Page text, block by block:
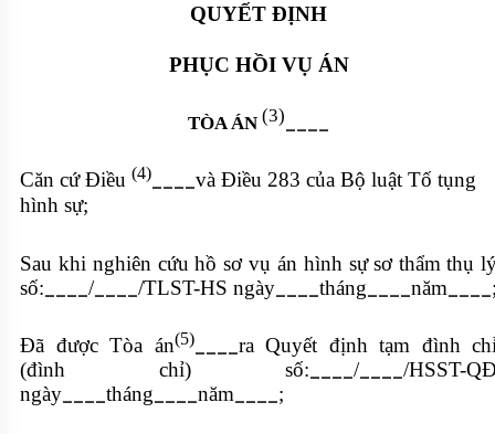
QUYẾT ĐỊNH
PHỤC HỒI VỤ ÁN
TÒA ÁN (3)
Căn cứ Điều (4)
và Điều 283 của Bộ luật Tố tụng
hình sự;
Sau khi nghiên cứu hồ sơ vụ án hình sự sơ thẩm thụ
số:
/____ /TLST-HS ngày tháng năm
Đã được Tòa án(5)____ ra Quyết định tạm đình
(đình chỉ) số:
/____ /HSST-
ngày
tháng năm ;